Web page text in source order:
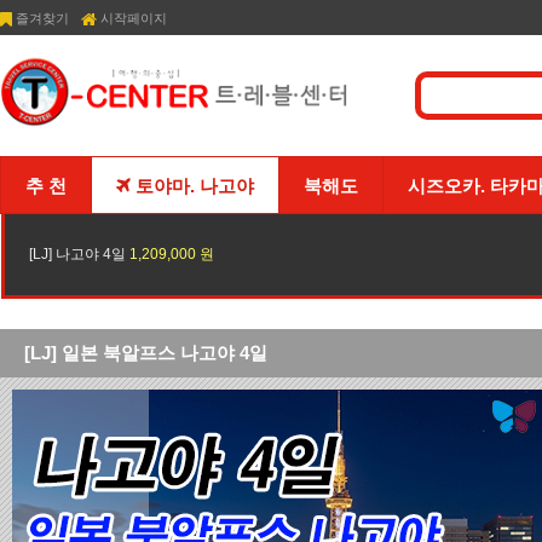
즐겨찾기 시작페이지
추 천 토야마. 나고야 북해도 시즈오카. 타카
[LJ] 나고야 4일 1,209,000 원
[LJ] 일본 북알프스 나고야 4일